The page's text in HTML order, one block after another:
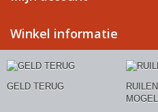
Winkel informatie
GELD TERUG
RUILEN